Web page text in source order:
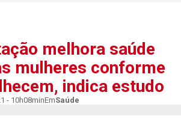
melhora saúde
mulheres conforme
indica estudo
- 10h08minEmSaúde